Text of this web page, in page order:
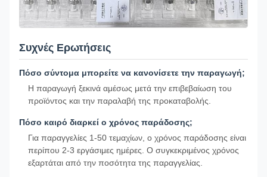
Συχνές Ερωτήσεις
Πόσο σύντομα μπορείτε να κανονίσετε την παραγωγή;
Η παραγωγή ξεκινά αμέσως μετά την επιβεβαίωση του
προϊόντος και την παραλαβή της προκαταβολής.
Πόσο καιρό διαρκεί ο χρόνος παράδοσης;
Για παραγγελίες 1-50 τεμαχίων, ο χρόνος παράδοσης είναι
περίπου 2-3 εργάσιμες ημέρες. Ο συγκεκριμένος χρόνος
εξαρτάται από την ποσότητα της παραγγελίας.